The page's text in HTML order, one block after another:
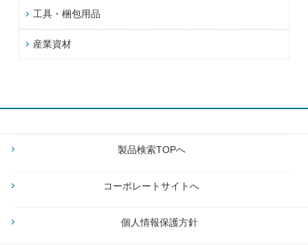
工具・梱包用品
産業資材
製品検索TOPへ
コーポレートサイトへ
個人情報保護方針